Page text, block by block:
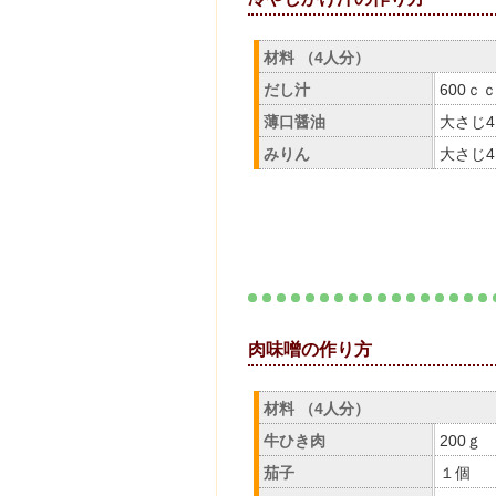
材料 （4人分）
だし汁
600ｃｃ
薄口醤油
大さじ4
みりん
大さじ4
肉味噌の
材料 （4人分）
牛ひき肉
200ｇ
茄子
１個